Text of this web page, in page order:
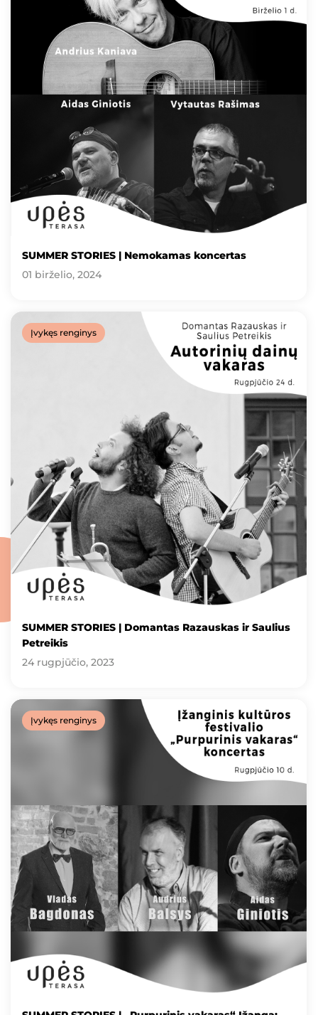
SUMMER STORIES | Nemokamas koncertas
01 birželio, 2024
Įvykęs renginys
SUMMER STORIES | Domantas Razauskas ir Saulius
Petreikis
24 rugpjūčio, 2023
Įvykęs renginys